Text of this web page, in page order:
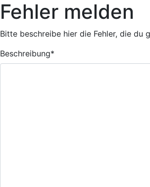
Fehler melden
Bitte beschreibe hier die Fehler, die du
Beschreibung*